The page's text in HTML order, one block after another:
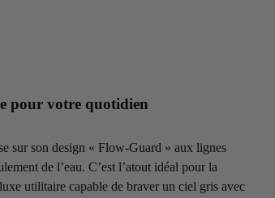
pour votre quotidien
sur son design « Flow-Guard » aux lignes
de l’eau. C’est l’atout idéal pour la
utilitaire capable de braver un ciel gris avec